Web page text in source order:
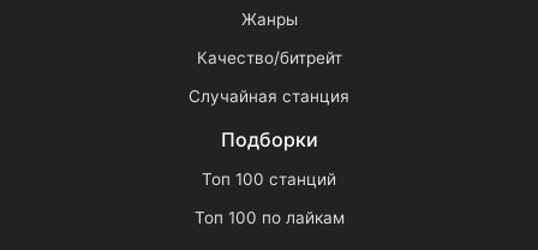
Жанры
Качество/битрейт
Случайная станция
Подборки
Топ 100 станций
Топ 100 по лайкам